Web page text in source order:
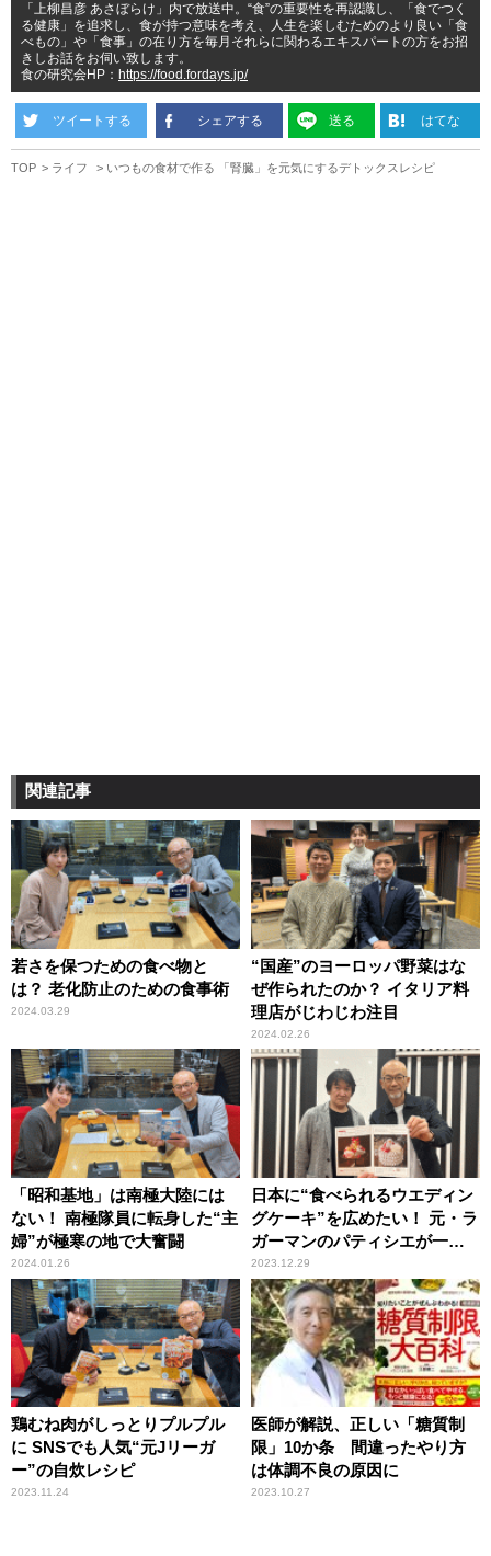
「上柳昌彦 あさぼらけ」内で放送中。“食”の重要性を再認識し、「食でつく
る健康」を追求し、食が持つ意味を考え、人生を楽しむためのより良い「食
べもの」や「食事」の在り方を毎月それらに関わるエキスパートの方をお招
きしお話をお伺い致します。
食の研究会HP： https://food.fordays.jp/
ツイートする シェアする 送る はてな
TOP ライフ いつもの食材で作る 「腎臓」を元気にするデトックスレシピ
関連記事
若さを保つための食べ物と
は？ 老化防止のための食事術
2024.03.29
“国産”のヨーロッパ野菜はな
ぜ作られたのか？ イタリア料
理店がじわじわ注目
2024.02.26
「昭和基地」は南極大陸には
ない！ 南極隊員に転身した“主
婦”が極寒の地で大奮闘
2024.01.26
日本に“食べられるウエディン
グケーキ”を広めたい！ 元・ラ
ガーマンのパティシエが一念
発起
2023.12.29
鶏むね肉がしっとりプルプル
に SNSでも人気“元Jリーガ
ー”の自炊レシピ
2023.11.24
医師が解説、正しい「糖質制
限」10か条 間違ったやり方
は体調不良の原因に
2023.10.27